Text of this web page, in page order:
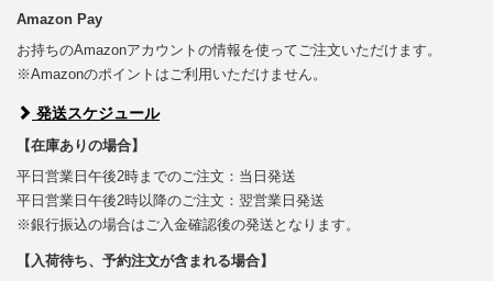
Amazon Pay
お持ちのAmazonアカウントの情報を使ってご注文いただけます。
※Amazonのポイントはご利用いただけません。
発送スケジュール
【在庫ありの場合】
平日営業日午後2時までのご注文：当日発送
平日営業日午後2時以降のご注文：翌営業日発送
※銀行振込の場合はご入金確認後の発送となります。
【入荷待ち、予約注文が含まれる場合】